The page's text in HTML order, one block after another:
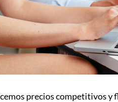
precios competitivos y